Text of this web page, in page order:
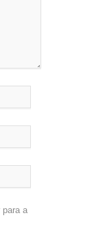
para a